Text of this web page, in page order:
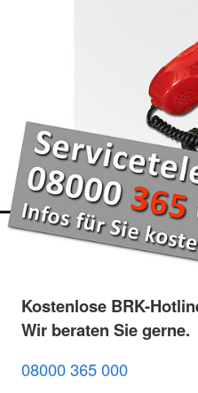
Kostenlose BRK-
Wir beraten Sie gerne.
08000 365 000